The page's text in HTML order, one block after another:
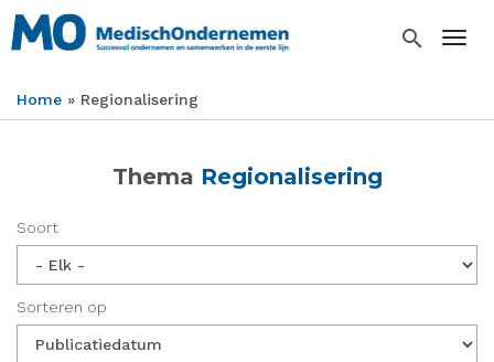
Overslaan
en
inhoud
search
Kruimelpad
Home Regionalisering
Thema Regionalisering
Soort
Sorteren op